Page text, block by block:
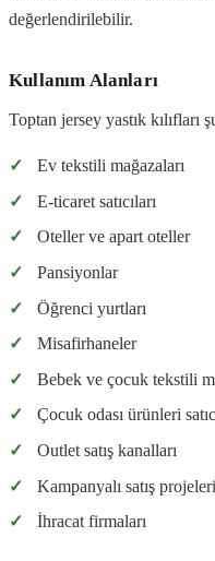
değerlendirilebilir.
Kullanım Alanları
Toptan jersey yastık kılıfları
✓
Ev tekstili mağazaları
✓
E-ticaret satıcıları
✓
Oteller ve apart oteller
✓
Pansiyonlar
✓
Öğrenci yurtları
✓
Misafirhaneler
✓
Bebek ve çocuk tekstili
✓
Çocuk odası ürünleri
✓
Outlet satış kanalları
✓
Kampanyalı satış projeleri
✓
İhracat firmaları